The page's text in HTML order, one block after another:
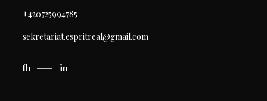
+420725994785
sekretariat.espritreal@gmail.com
fb in